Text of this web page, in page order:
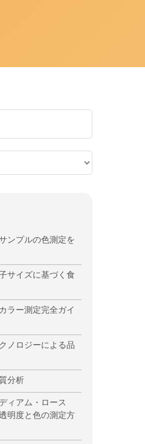
ンプルの色測定を
サイズに基づく食
ラー測定完全ガイ
ノロジーによる品
分析
ィアム・ロース
明度と色の測定方